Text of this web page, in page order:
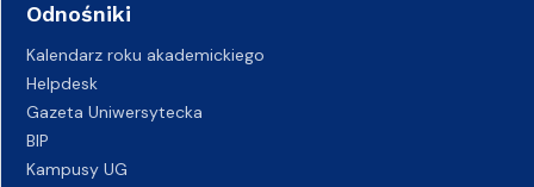
Odnośniki
Kalendarz roku akademickiego
Helpdesk
Gazeta Uniwersytecka
BIP
Kampusy UG